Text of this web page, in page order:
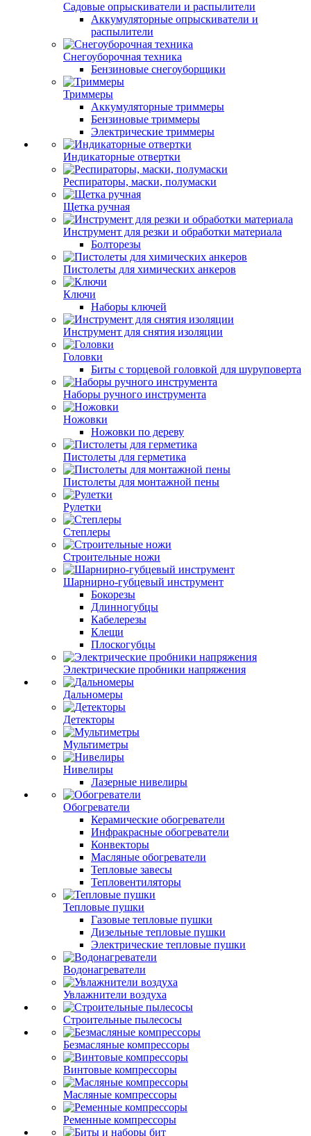
Садовые опрыскиватели и распылители
Аккумуляторные опрыскиватели и
распылители
Снегоуборочная техника
Бензиновые снегоуборщики
Триммеры
Аккумуляторные триммеры
Бензиновые триммеры
Электрические триммеры
Индикаторные отвертки
Респираторы, маски, полумаски
Щетка ручная
Инструмент для резки и обработки материала
Болторезы
Пистолеты для химических анкеров
Ключи
Наборы ключей
Инструмент для снятия изоляции
Головки
Биты с торцевой головкой для шуруповерта
Наборы ручного инструмента
Ножовки
Ножовки по дереву
Пистолеты для герметика
Пистолеты для монтажной пены
Рулетки
Степлеры
Строительные ножи
Шарнирно-губцевый инструмент
Бокорезы
Длинногубцы
Кабелерезы
Клещи
Плоскогубцы
Электрические пробники напряжения
Дальномеры
Детекторы
Мультиметры
Нивелиры
Лазерные нивелиры
Обогреватели
Керамические обогреватели
Инфракрасные обогреватели
Конвекторы
Масляные обогреватели
Тепловые завесы
Тепловентиляторы
Тепловые пушки
Газовые тепловые пушки
Дизельные тепловые пушки
Электрические тепловые пушки
Водонагреватели
Увлажнители воздуха
Строительные пылесосы
Безмасляные компрессоры
Винтовые компрессоры
Масляные компрессоры
Ременные компрессоры